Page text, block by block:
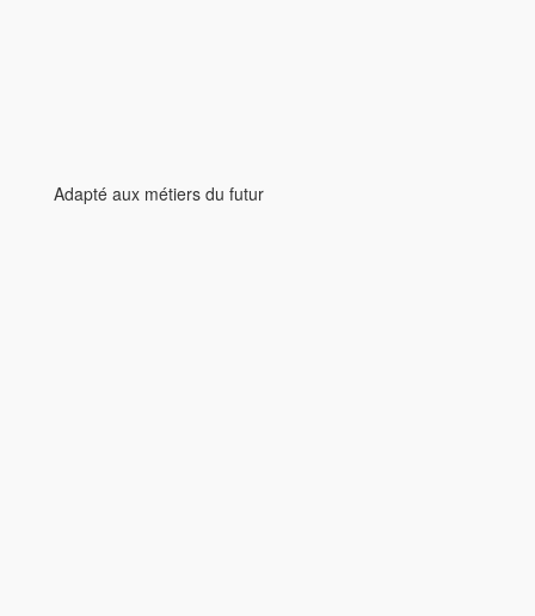
Adapté aux métiers du futur